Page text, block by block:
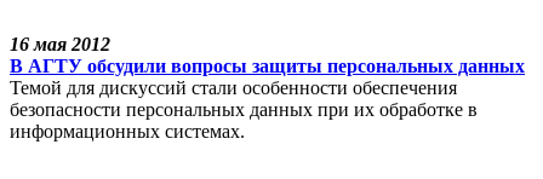
16 мая 2012
В АГТУ обсудили вопросы защиты персональных данных
Темой для дискуссий стали особенности обеспечения
безопасности персональных данных при их обработке в
информационных системах.